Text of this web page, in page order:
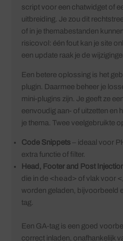
script voor een chatwidget of
uitbreiding. Je zou dit
of in je themabestanden
risicovol: één fout kan je site
een update raak je de
Een betere oplossing is het
plugin. Daarmee beheer je
mini-plugins zijn. Je geeft ze
eenvoudig aan- of uitzetten en
je thema. Twee veelgebruikte
Code Snippets – ideaal voor
extra functie of filter.
Head, Footer and Post
die in de <head> of vlak voor
worden geladen, bijvoorbeeld
tag.
Een GA-tag is een goed
correct inladen, onafhankelijk